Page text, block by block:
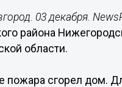
03 декабря.
района
области.
пожара сгорел дом.